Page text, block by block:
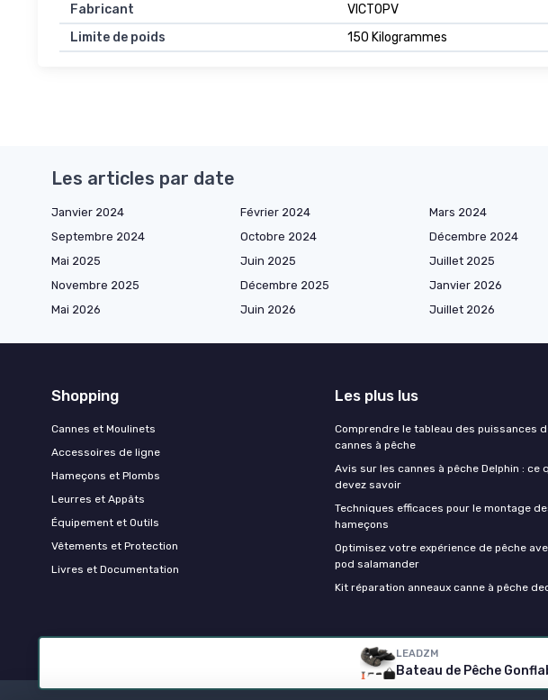
Fabricant
VICTOPV
Limite de poids
150 Kilogrammes
LEADZM
Bateau de Pêche
Les articles par date
Janvier 2024 Février 2024 Mars 2024
Septembre 2024
Octobre 2024 Décembre 2024
Mai 2025
Juin 2025 Juillet 2025
Novembre 2025
Décembre 2025 Janvier 2026
Mai 2026
Juin 2026 Juillet 2026
Shopping
Cannes et Moulinets
Accessoires de ligne
Hameçons et Plombs
Leurres et Appâts
Équipement et Outils
Vêtements et Protection
Livres et Documentation
Les plus lus
Comprendre le tableau des puissances
cannes à pêche
Avis sur les cannes à pêche Delphin : ce
devez savoir
Techniques efficaces pour le montage
hameçons
Optimisez votre expérience de pêche
pod salamander
Kit réparation anneaux canne à pêche